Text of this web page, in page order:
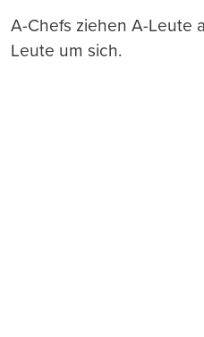
A-Chefs ziehen A-Leute
Leute um sich.